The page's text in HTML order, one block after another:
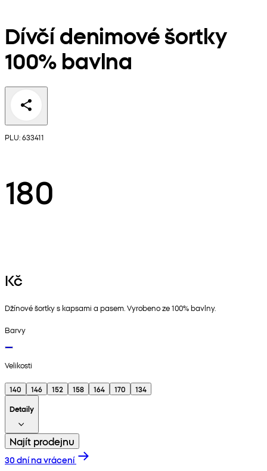
Dívčí denimové šortky
100% bavlna
PLU: 633411
180
Kč
Džínové šortky s kapsami a pasem. Vyrobeno ze 100% bavlny.
Barvy
Velikosti
140 146 152 158 164 170
134
Detaily
Najít prodejnu
30 dní na vrácení